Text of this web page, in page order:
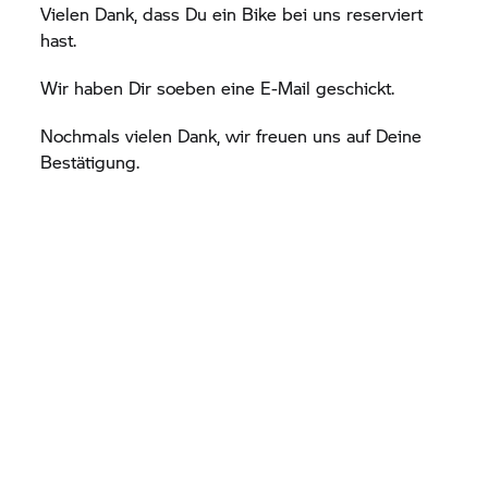
Vielen Dank, dass Du ein Bike bei uns reserviert
hast.
Wir haben Dir soeben eine E-Mail geschickt.
Nochmals vielen Dank, wir freuen uns auf Deine
Bestätigung.